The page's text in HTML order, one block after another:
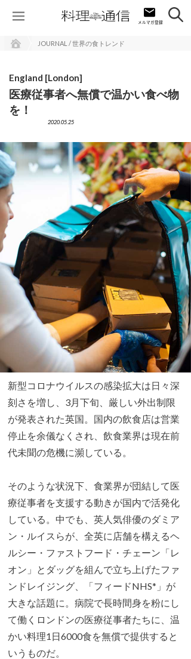
JOURNAL / 世界の食トレンド
England [London]
医療従事者へ無償で温かい食べ物
を！
2020.05.25
新型コロナウイルスの感染拡大は日々深
刻さを増し、3月下旬、厳しい外出制限
が発表された英国。国内の飲食店は営業
停止を余儀なくされ、飲食業界は現在前
代未聞の危機に瀕している。
そのような状況下、食業界が団結して医
療従事者を支援する動きが国内で活発化
している。中でも、英人気俳優のダミア
ン・ルイスらが、全英に店舗を構えるヘ
ルシー・ファストフード・チェーン「レ
オン」とダッグを組んで立ち上げたファ
ンドレイジング、「フィードNHS*」が
大きな話題に。病院で長時間身を粉にし
て働くロンドンの医療従事者たちに、温
かい料理1日6000食を無償で提供すると
いうものだ。